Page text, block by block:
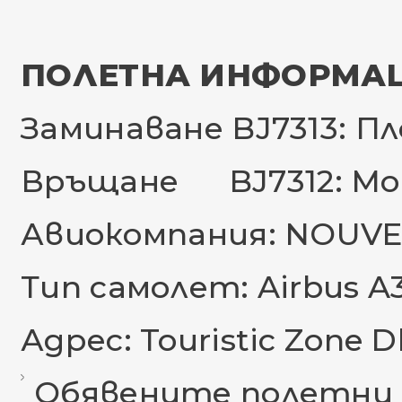
ПОЛЕТНА
Заминаване BJ7313:
Връщане BJ7312:
Авиокомпания:
Тип самолет: Airbus
Адрес: Touristic Zone
Обявените полетни